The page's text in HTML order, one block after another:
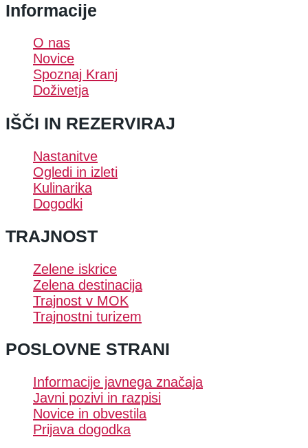
Informacije
O nas
Novice
Spoznaj Kranj
Doživetja
IŠČI IN REZERVIRAJ
Nastanitve
Ogledi in izleti
Kulinarika
Dogodki
TRAJNOST
Zelene iskrice
Zelena destinacija
Trajnost v MOK
Trajnostni turizem
POSLOVNE STRANI
Informacije javnega značaja
Javni pozivi in razpisi
Novice in obvestila
Prijava dogodka